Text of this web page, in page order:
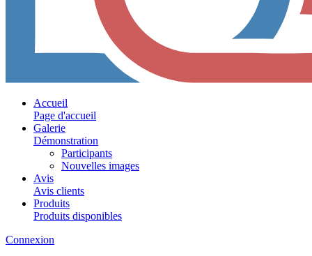
Accueil
Page d'accueil
Galerie
Démonstration
Participants
Nouvelles images
Avis
Avis clients
Produits
Produits disponibles
Connexion